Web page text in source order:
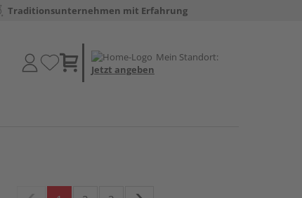
Traditionsunternehmen mit Erfahrung
Mein Standort:
Jetzt angeben